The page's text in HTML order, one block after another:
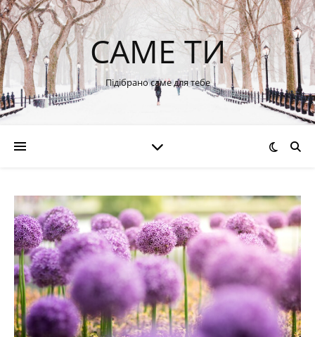
САМЕ ТИ
Підібрано саме для тебе